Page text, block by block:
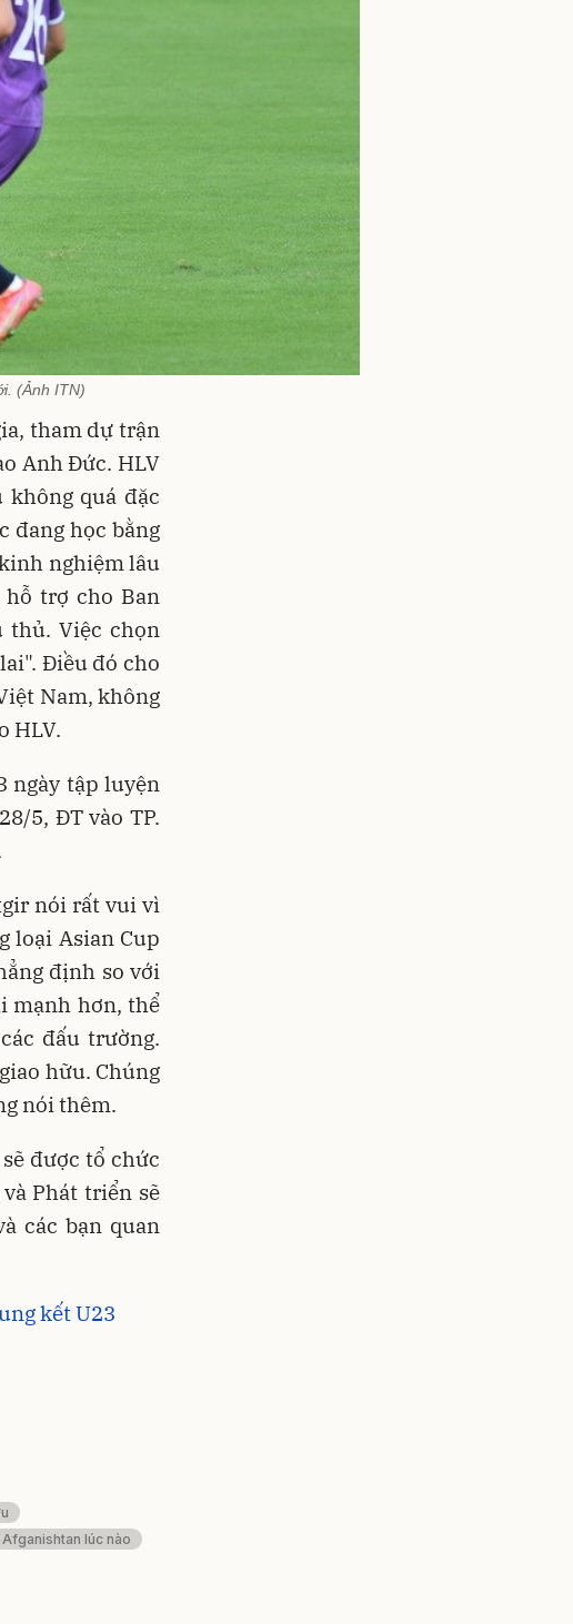
(Ảnh ITN)
tham dự trận
Anh Đức. HLV
không quá đặc
đang học bằng
nghiệm lâu
hỗ trợ cho Ban
thủ. Việc chọn
Điều đó cho
Nam, không
HLV.
ngày tập luyện
5, ĐT vào TP.
nói rất vui vì
loại Asian Cup
định so với
mạnh hơn, thể
đấu trường.
hữu. Chúng
nói thêm.
được tổ chức
Phát triển sẽ
các bạn quan
kết U23
lúc nào